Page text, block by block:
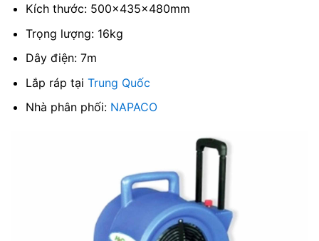
Kích thước: 500x435x480mm
Trọng lượng: 16kg
Dây điện: 7m
Lắp ráp tại Trung Quốc
Nhà phân phối: NAPACO